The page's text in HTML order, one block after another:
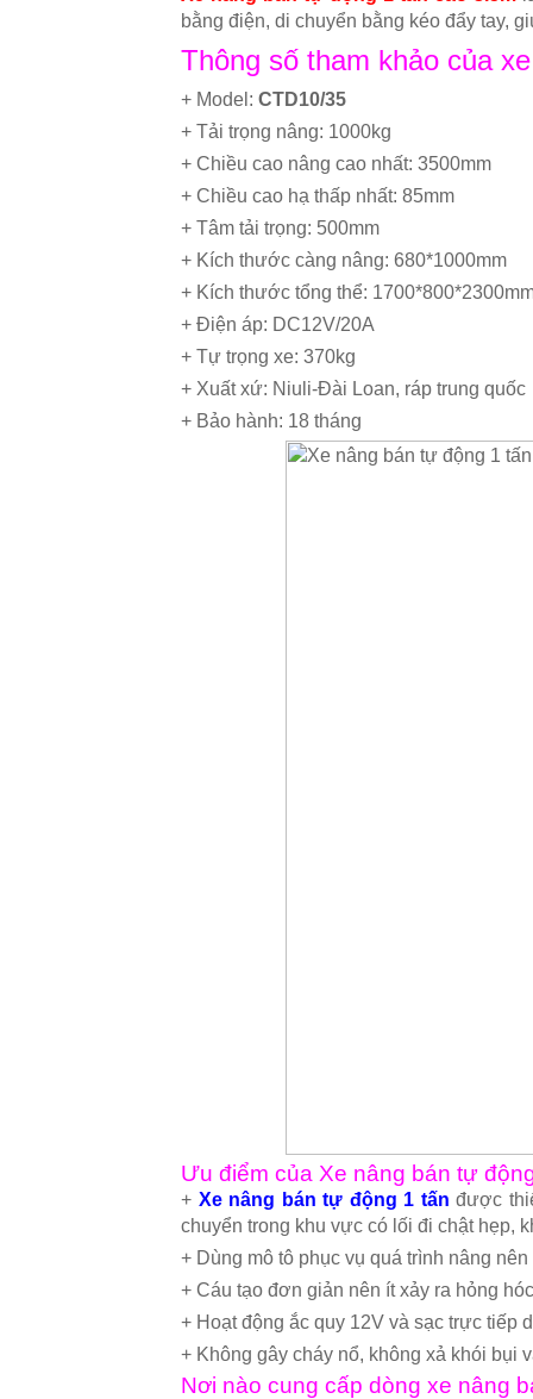
bằng điện, di chuyển bằng kéo đẩy tay,
Thông số tham khảo của
+ Model: CTD10/35
+ Tải trọng nâng: 1000kg
+ Chiều cao nâng cao nhất: 3500mm
+ Chiều cao hạ thấp nhất: 85mm
+ Tâm tải trọng: 500mm
+ Kích thước càng nâng: 680*1000mm
+ Kích thước tổng thể:
+ Điện áp: DC12V/20A
+ Tự trọng xe: 370kg
+ Xuất xứ: Niuli-Đài Loan, ráp trung quốc
+ Bảo hành: 18 tháng
Ưu điểm của Xe nâng bán tự
+ Xe nâng bán tự động 1 tấn được
chuyển trong khu vực có lối đi chật hẹp,
+ Dùng mô tô phục vụ quá trình nâng
+ Cáu tạo đơn giản nên ít xảy ra hỏng
+ Hoạt động ắc quy 12V và sạc trực tiếp
+ Không gây cháy nổ, không xả khói bụi
Nơi nào cung cấp dòng xe nâng